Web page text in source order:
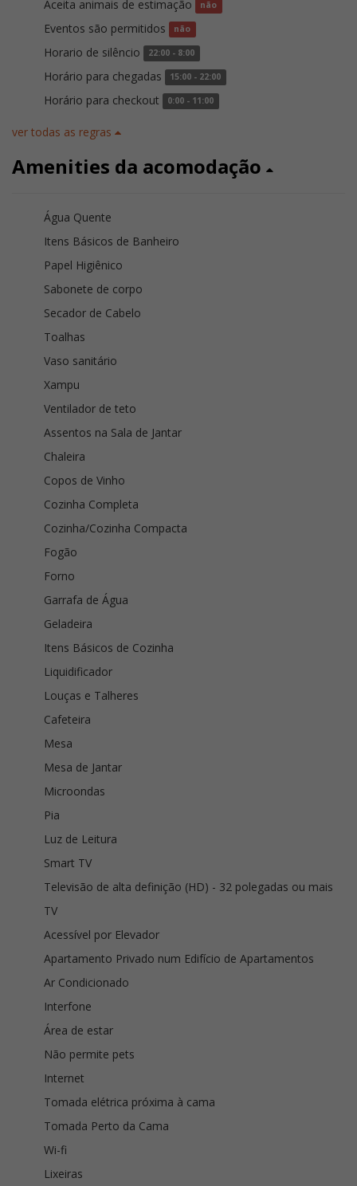
Aceita animais de estimação não
Eventos são permitidos não
Horario de silêncio 22:00 - 8:00
Horário para chegadas 15:00 - 22:00
Horário para checkout 0:00 - 11:00
ver todas as regras
Amenities da acomodação
Água Quente
Itens Básicos de Banheiro
Papel Higiênico
Sabonete de corpo
Secador de Cabelo
Toalhas
Vaso sanitário
Xampu
Ventilador de teto
Assentos na Sala de Jantar
Chaleira
Copos de Vinho
Cozinha Completa
Cozinha/Cozinha Compacta
Fogão
Forno
Garrafa de Água
Geladeira
Itens Básicos de Cozinha
Liquidificador
Louças e Talheres
Cafeteira
Mesa
Mesa de Jantar
Microondas
Pia
Luz de Leitura
Smart TV
Televisão de alta definição (HD) - 32 polegadas ou mais
TV
Acessível por Elevador
Apartamento Privado num Edifício de Apartamentos
Ar Condicionado
Interfone
Área de estar
Não permite pets
Internet
Tomada elétrica próxima à cama
Tomada Perto da Cama
Wi-fi
Lixeiras